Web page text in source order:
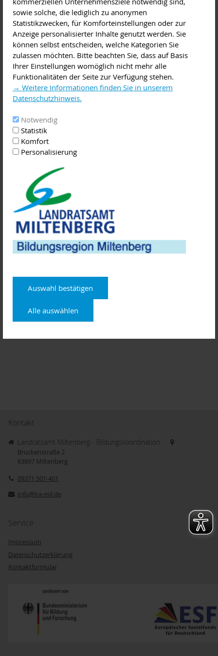
sowie solche, die lediglich zu anonymen
Statistikzwecken, für Komforteinstellungen oder zur
Anzeige personalisierter Inhalte genutzt werden. Sie
können selbst entscheiden, welche Kategorien Sie
zulassen möchten. Bitte beachten Sie, dass auf Basis
Ihrer Einstellungen womöglich nicht mehr alle
Funktionalitäten der Seite zur Verfügung stehen.
→ Weitere Informationen finden Sie in unserem
Datenschutzhinweis.
Notwendig
Statistik
Komfort
Personalisierung
Auswahl bestätigen
Alle auswählen
Mit allen Sinnen entdecken Kinder ihre Welt. Aber so
manches Mal bringt sie die Entdeckerfreude auch in kritische
Situationen: Von Vergiftungen und Verätzungen über
Verbrennungen und Verbrühungen bis hin zu
lebensbedrohlichen Zuständen. In solchen Notfällen sind die
Eltern oder Betreuer die rettenden Schutzengel. Umso
wichtiger ist für diese Schutzengel eine gute ErsteHilfe-
Ausbildung, die ihnen im Notfall die nötige Sicherheit zum
Anmeldung erforderlich unter: Tel.: 0800 0 19 15 15 16
(gebührenfrei)
ausbildung.unterfranken@johanniter.de
Anmeldeschluss: 08.05.2018
Kosten: 45,- € pro Person
Programm "Vatertag(e)":
Kontakt
Landratsamt Miltenberg - Bildungskoordination
Brückenstraße 2
63897 Miltenberg
09371 501-401
info@lra-mil.de
Service
Impressum
Datenschutzerklärung
Kontaktformular